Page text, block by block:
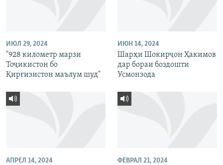
ИЮЛ 29, 2024
"928 километр марзи
Тоҷикистон бо
Қирғизистон маълум шуд"
ИЮН 14, 2024
Шарҳи Шокирҷон Ҳакимов
дар бораи боздошти
Усмонзода
АПРЕЛ 14, 2024 ФЕВРАЛ 21, 2024